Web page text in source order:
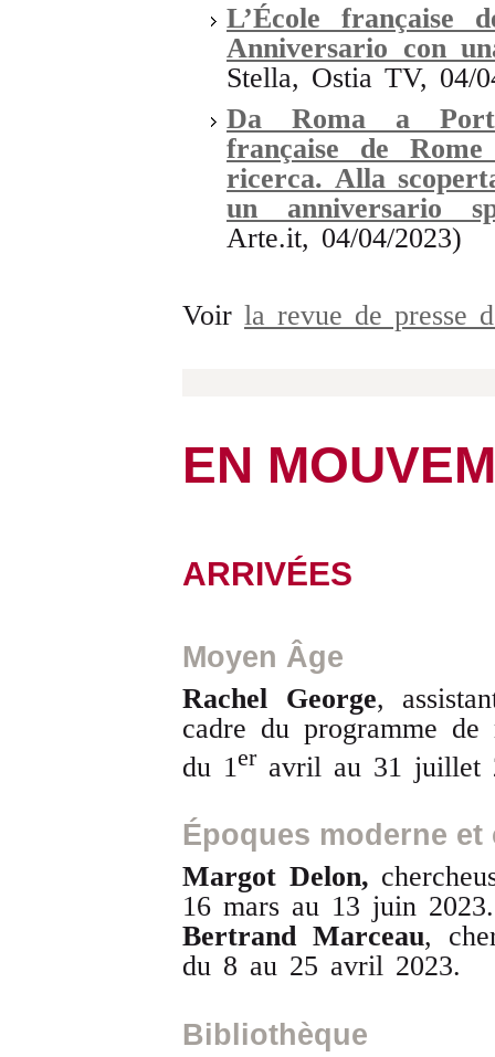
L’École française
Anniversario con
Stella, Ostia TV, 04/
Da Roma a
française de
ricerca. Alla
un anniversario
Arte.it, 04/04/2023)
Voir la revue de presse
EN
ARRIVÉES
Moyen Âge
Rachel George,
cadre du programme
du 1 eravril au 31 juillet
Époques moderne
Margot Delon,
16 mars au 13 juin 2023.
Bertrand Marceau,
du 8 au 25 avril 2023.
Bibliothèque